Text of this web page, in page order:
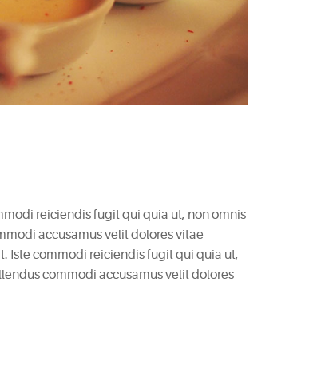
reiciendis fugit qui quia ut, non omnis
accusamus velit dolores vitae
Iste commodi reiciendis fugit qui quia ut,
commodi accusamus velit dolores